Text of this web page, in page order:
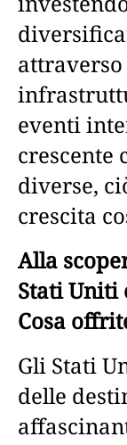
eventi
crescente
diverse,
crescita
Alla
Stati Uniti
Cosa
Gli Stati
delle